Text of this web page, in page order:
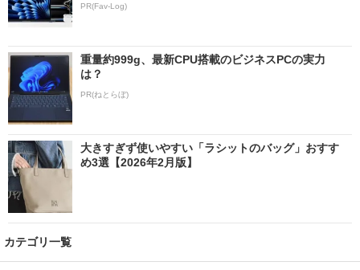
PR(Fav-Log)
重量約999g、最新CPU搭載のビジネスPCの実力
は？
PR(ねとらぼ)
大きすぎず使いやすい「ラシットのバッグ」おすす
め3選【2026年2月版】
カテゴリ一覧